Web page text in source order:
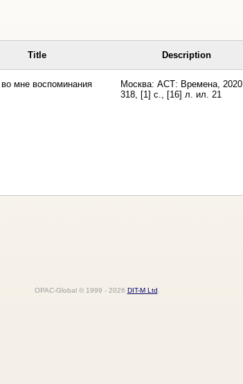
Title Description
мне воспоминания
Москва: АСТ: Времена, 2020
318, [1] с., [16] л. ил. 21
OPAC-Global © 1999 - 2026 DIT-M Ltd